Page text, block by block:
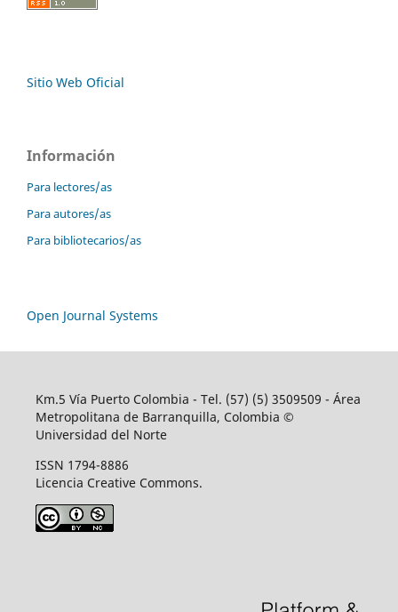
Sitio Web Oficial
Información
Para lectores/as
Para autores/as
Para bibliotecarios/as
Open Journal Systems
Km.5 Vía Puerto Colombia - Tel. (57) (5) 3509509 - Área
Metropolitana de Barranquilla, Colombia ©
Universidad del Norte
ISSN 1794-8886
Licencia Creative Commons.